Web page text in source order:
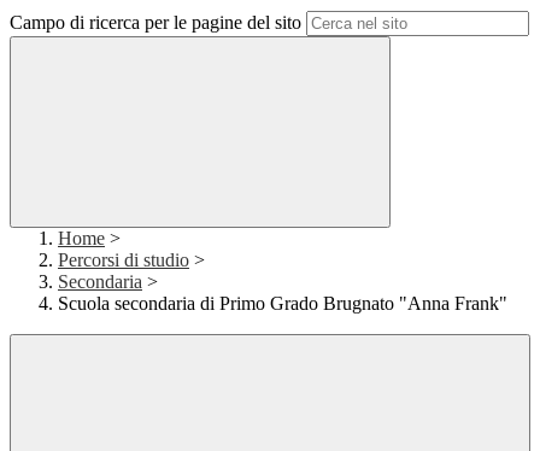
Campo di ricerca per le pagine del sito
Home >
Percorsi di studio >
Secondaria >
Scuola secondaria di Primo Grado Brugnato "Anna Frank"